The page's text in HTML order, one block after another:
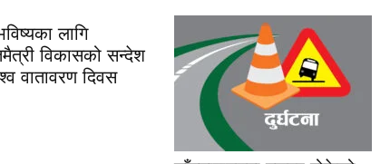
लागि
विकासको सन्देश
वातावरण दिवस